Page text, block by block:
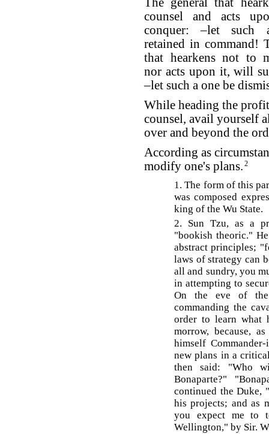
counsel and acts
conquer: –let such
retained in command!
that hearkens not to
nor acts upon it, will
–let such a one be
While heading the
counsel, avail yourself
over and beyond the
According as
modify one's plans. 2
1. The form of this
was composed
king of the Wu State.
2. Sun Tzu, as a
"bookish theoric."
abstract principles;
laws of strategy can
all and sundry, you
in attempting to
On the eve of the
commanding the
order to learn what
morrow, because,
himself
new plans in a
then said: "Who
Bonaparte?"
continued the Duke,
his projects; and as
you expect me to
Wellington," by Sir.